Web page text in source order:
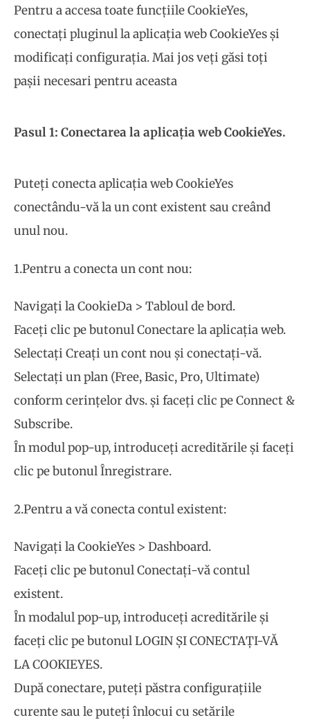
Pentru a accesa toate funcțiile CookieYes,
conectați pluginul la aplicația web CookieYes și
modificați configurația. Mai jos veți găsi toți
pașii necesari pentru aceasta
Pasul 1: Conectarea la aplicația web CookieYes.
Puteți conecta aplicația web CookieYes
conectându-vă la un cont existent sau creând
unul nou.
1.Pentru a conecta un cont nou:
Navigați la CookieDa > Tabloul de bord.
Faceți clic pe butonul Conectare la aplicația web.
Selectați Creați un cont nou și conectați-vă.
Selectați un plan (Free, Basic, Pro, Ultimate)
conform cerințelor dvs. și faceți clic pe Connect &
Subscribe.
În modul pop-up, introduceți acreditările și faceți
clic pe butonul Înregistrare.
2.Pentru a vă conecta contul existent:
Navigați la CookieYes > Dashboard.
Faceți clic pe butonul Conectați-vă contul
existent.
În modalul pop-up, introduceți acreditările și
faceți clic pe butonul LOGIN ȘI CONECTAȚI-VĂ
LA COOKIEYES.
După conectare, puteți păstra configurațiile
curente sau le puteți înlocui cu setările